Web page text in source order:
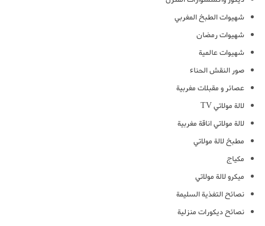
شهيوات الطبخ المغربي
شهيوات رمضان
شهيوات عالمية
صور النقش الحناء
عصائر و مقبلات مغربية
لالة مولاتي TV
لالة مولاتي اناقة مغربية
مطبخ لالة مولاتي
مكياج
ميكرو لالة مولاتي
نصائح التغذية السليمة
نصائح ديكورات منزلية